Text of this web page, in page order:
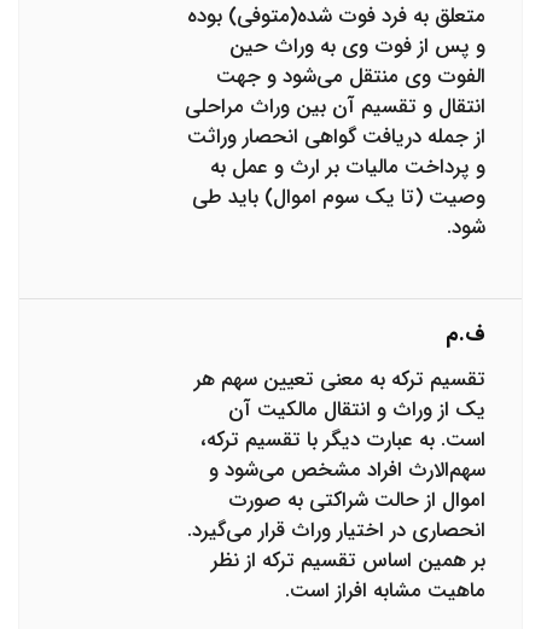
متعلق به فرد فوت شده(متوفی) بوده
و پس از فوت وی به وراث حین
الفوت وی منتقل می‌شود و جهت
انتقال و تقسیم آن بین وراث مراحلی
از جمله دریافت گواهی انحصار وراثت
و پرداخت مالیات بر ارث و عمل به
وصیت (تا یک سوم اموال) باید طی
شود.
ف.م
تقسیم ترکه به معنی تعیین سهم هر
یک از وراث و انتقال مالکیت آن
است. به عبارت دیگر با تقسیم ترکه،
سهم‌الارث افراد مشخص می‌شود و
اموال از حالت شراکتی به صورت
انحصاری در اختیار وراث قرار می‌‌گیرد.
بر همین اساس تقسیم ترکه از نظر
ماهیت مشابه افراز است.